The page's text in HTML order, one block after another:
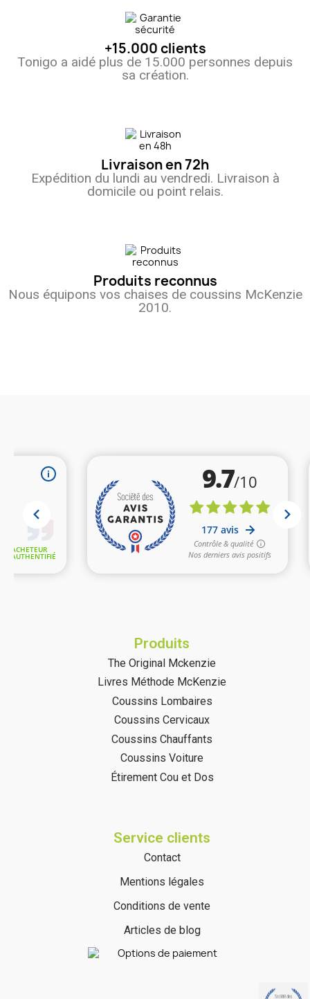
+15.000 clients
Tonigo a aidé plus de 15.000 personnes depuis
sa création.
Livraison en 72h
Expédition du lundi au vendredi. Livraison à
domicile ou point relais.
Produits reconnus
Nous équipons vos chaises de coussins McKenzie
2010.
Produits
The Original Mckenzie
Livres Méthode McKenzie
Coussins Lombaires
Coussins Cervicaux
Coussins Chauffants
Coussins Voiture
Étirement Cou et Dos
Service clients
Contact
Mentions légales
Conditions de vente
Articles de blog